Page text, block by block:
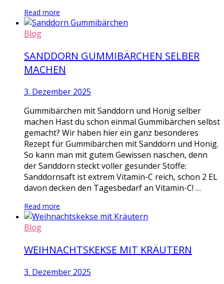
Read more
Blog
SANDDORN GUMMIBÄRCHEN SELBER
MACHEN
3. Dezember 2025
Gummibärchen mit Sanddorn und Honig selber
machen Hast du schon einmal Gummibärchen selbst
gemacht? Wir haben hier ein ganz besonderes
Rezept für Gummibärchen mit Sanddorn und Honig.
So kann man mit gutem Gewissen naschen, denn
der Sanddorn steckt voller gesunder Stoffe:
Sanddornsaft ist extrem Vitamin-C reich, schon 2 EL
davon decken den Tagesbedarf an Vitamin-C! …
Read more
Blog
WEIHNACHTSKEKSE MIT KRÄUTERN
3. Dezember 2025